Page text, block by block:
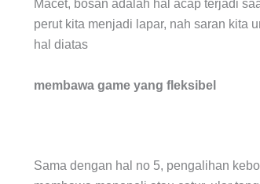
Macet, bosan adalah hal acap terjadi
perut kita menjadi lapar, nah saran kita
hal diatas
membawa game yang fleksibel
Sama dengan hal no 5, pengalihan